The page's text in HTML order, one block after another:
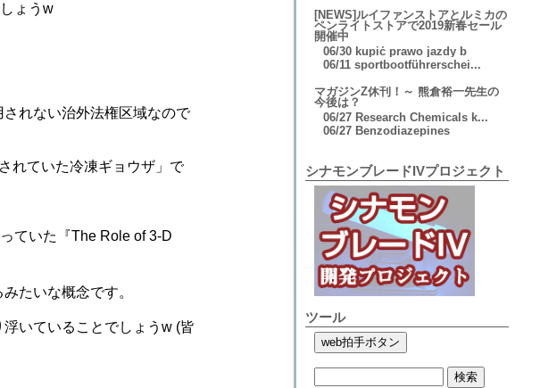
ょうw
れない治外法権区域なので
れていた冷凍ギョウザ」で
ていた『The Role of 3-D
たいな概念です。
いていることでしょうw (皆
[NEWS]ルイファンストアとルミカの
ペンライトストアで2019新春セール
開催中
06/30 kupić prawo jazdy b
06/11 sportbootführerschei...
マガジンZ休刊！～ 熊倉裕一先生の
今後は？
06/27 Research Chemicals k...
06/27 Benzodiazepines
シナモンブレードIVプロジェクト
ツール